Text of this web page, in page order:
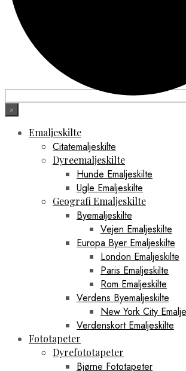
×
Emaljeskilte
Citatemaljeskilte
Dyreemaljeskilte
Hunde Emaljeskilte
Ugle Emaljeskilte
Geografi Emaljeskilte
Byemaljeskilte
Vejen Emaljeskilte
Europa Byer Emaljeskilte
London Emaljeskilte
Paris Emaljeskilte
Rom Emaljeskilte
Verdens Byemaljeskilte
New York City
Verdenskort Emaljeskilte
Fototapeter
Dyrefototapeter
Bjørne Fototapeter